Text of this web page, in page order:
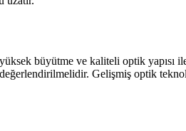
büyütme ve kaliteli optik yapısı
Gelişmiş optik